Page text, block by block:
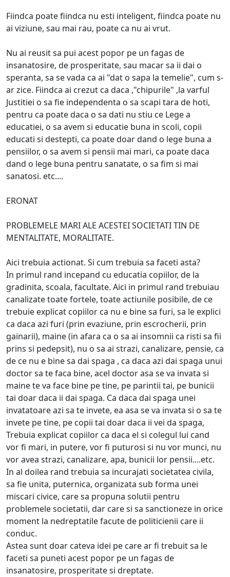
Fiindca poate fiindca nu esti inteligent, fiindca poate nu
ai viziune, sau mai rau, poate ca nu ai vrut.
Nu ai reusit sa pui acest popor pe un fagas de
insanatosire, de prosperitate, sau macar sa ii dai o
speranta, sa se vada ca ai "dat o sapa la temelie", cum s-
ar zice. Fiindca ai crezut ca daca ,"chipurile" ,la varful
Justitiei o sa fie independenta o sa scapi tara de hoti,
pentru ca poate daca o sa dati nu stiu ce Lege a
educatiei, o sa avem si educatie buna in scoli, copii
educati si destepti, ca poate doar dand o lege buna a
pensiilor, o sa avem si pensii mai mari, ca poate daca
dand o lege buna pentru sanatate, o sa fim si mai
sanatosi. etc....
ERONAT
PROBLEMELE MARI ALE ACESTEI SOCIETATI TIN DE
MENTALITATE, MORALITATE.
Aici trebuia actionat. Si cum trebuia sa faceti asta?
In primul rand incepand cu educatia copiilor, de la
gradinita, scoala, facultate. Aici in primul rand trebuiau
canalizate toate fortele, toate actiunile posibile, de ce
trebuie explicat copiilor ca nu e bine sa furi, sa le explici
ca daca azi furi (prin evaziune, prin escrocherii, prin
gainarii), maine (in afara ca o sa ai insomnii ca risti sa fii
prins si pedepsit), nu o sa ai strazi, canalizare, pensie, ca
de ce nu e bine sa dai spaga , ca daca azi dai spaga unui
doctor sa te faca bine, acel doctor asa se va invata si
maine te va face bine pe tine, pe parintii tai, pe bunicii
tai doar daca ii dai spaga. Ca daca dai spaga unei
invatatoare azi sa te invete, ea asa se va invata si o sa te
invete pe tine, pe copii tai doar daca ii vei da spaga,
Trebuia explicat copiilor ca daca el si colegul lui cand
vor fi mari, in putere, vor fi puturosi si nu vor munci, nu
vor avea strazi, canalizare, apa, bunicii lor pensii....etc.
In al doilea rand trebuia sa incurajati societatea civila,
sa fie unita, puternica, organizata sub forma unei
miscari civice, care sa propuna solutii pentru
problemele societatii, dar care si sa sanctioneze in orice
moment la nedreptatile facute de politicienii care ii
conduc.
Astea sunt doar cateva idei pe care ar fi trebuit sa le
faceti sa puneti acest popor pe un fagas de
insanatosire, prosperitate si dreptate.